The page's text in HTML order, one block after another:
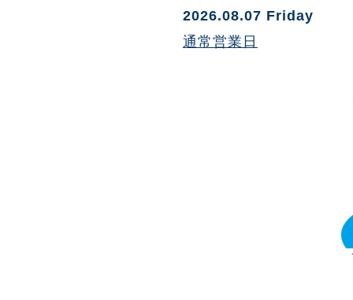
2026.08.07 Friday
通常営業日